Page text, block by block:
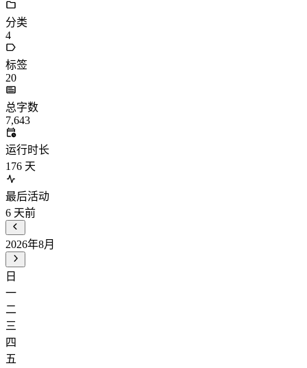
分类
4
标签
20
总字数
7,643
运行时长
176 天
最后活动
6 天前
2026年8月
日
一
二
三
四
五